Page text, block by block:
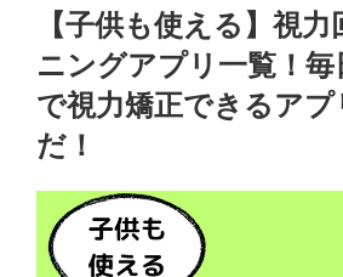
【子供も使える】視
ニングアプリ一覧！毎
で視力矯正できるアプ
だ！